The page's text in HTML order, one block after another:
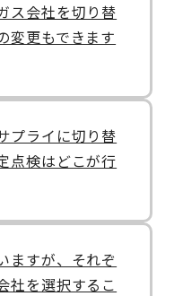
ス会社を切り替
変更もできます
プライに切り替
点検はどこが行
ますが、それぞ
社を選択するこ